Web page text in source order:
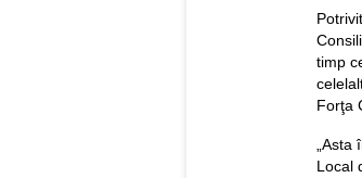
timp
Forţa
Local